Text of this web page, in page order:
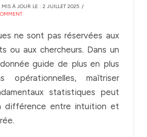
MIS À JOUR LE : 2 JUILLET 2025
ne sont pas réservées aux
ou aux chercheurs. Dans un
guide de plus en plus
opérationnelles, maîtriser
statistiques peut
différence entre intuition et